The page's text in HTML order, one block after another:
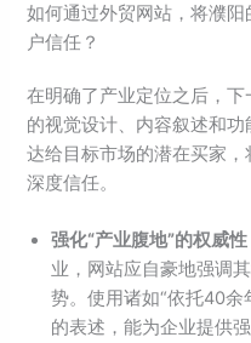
如何通过外贸网站，将濮
户信任？
在明确了产业定位之后，
的视觉设计、内容叙述和
达给目标市场的潜在买家，
深度信任。
强化“产业腹地”的权威性
业，网站应自豪地强调
势。使用诸如“依托40
的表述，能为企业提供